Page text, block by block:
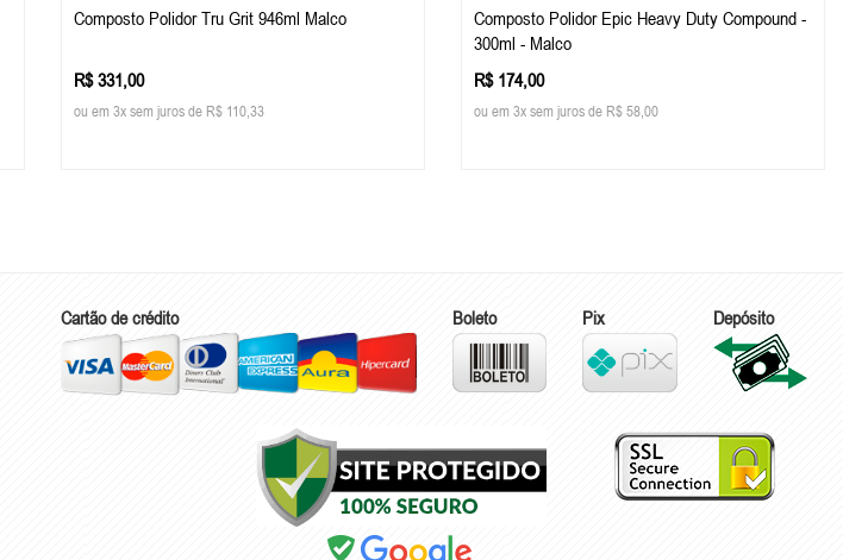
Composto Polidor Tru Grit 946ml Malco
R$ 331,00
ou em 3x sem juros de R$ 110,33
Composto Polidor Epic Heavy Duty Compound -
300ml - Malco
R$ 174,00
ou em 3x sem juros de R$ 58,00
Cartão de crédito Boleto Pix Depósito